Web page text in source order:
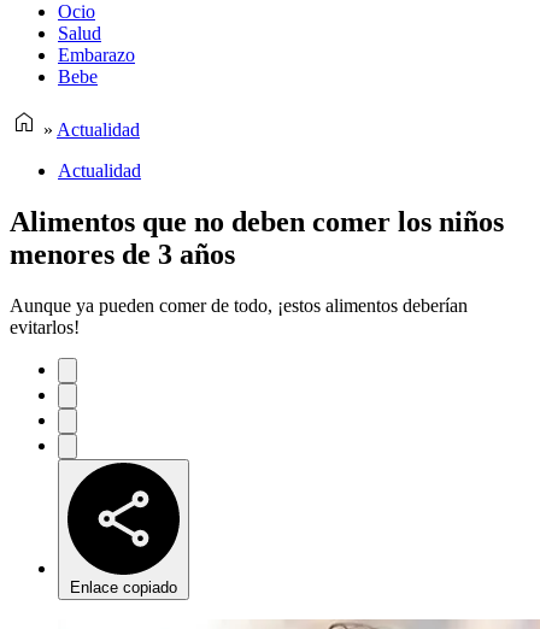
Ocio
Salud
Embarazo
Bebe
» Actualidad
Actualidad
Alimentos que no deben comer los niños
menores de 3 años
Aunque ya pueden comer de todo, ¡estos alimentos deberían
evitarlos!
Enlace copiado